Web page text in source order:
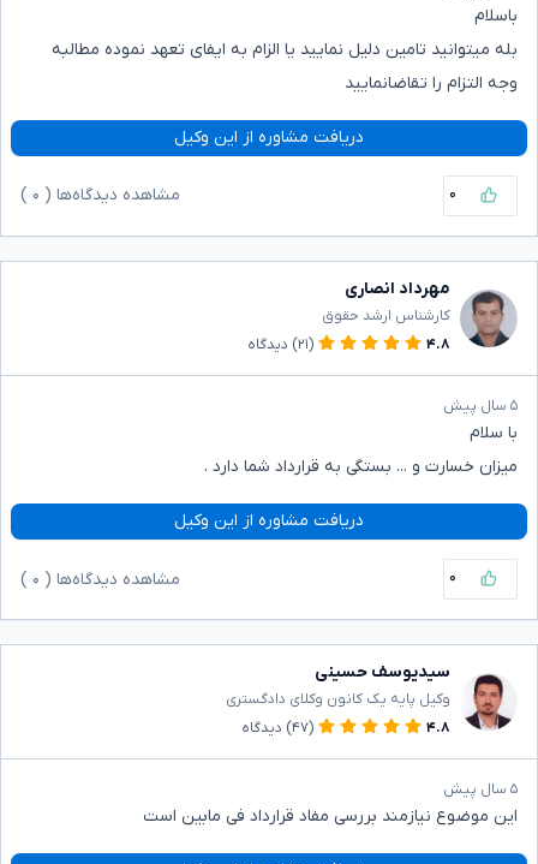
باسلام
بله میتوانید تامین دلیل نمایید یا الزام به ایفای تعهد نموده مطالبه
وجه التزام را تقاضانمایید
دریافت مشاوره از این وکیل
۰ مشاهده دیدگاه‌ها ( ۰
مهرداد انصاری
کارشناس ارشد حقوق
۴.۸
(۲۱) دیدگاه
۵ سال پیش
با سلام
میزان خسارت و ... بستگی به قرارداد شما دارد .
دریافت مشاوره از این وکیل
۰ مشاهده دیدگاه‌ها ( ۰
سیدیوسف حسینی
وکیل پایه یک کانون وکلای دادگستری
۴.۸
(۴۷) دیدگاه
۵ سال پیش
این موضوع نیازمند بررسی مفاد قرارداد فی مابین است